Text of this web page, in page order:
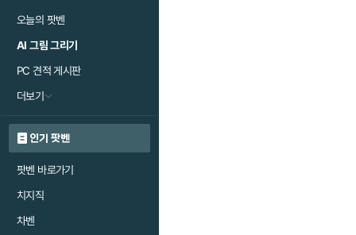
오늘의 팟벤
AI 그림 그리기
PC 견적 게시판
더보기
인기 팟벤
팟벤 바로가기
치지직
차벤